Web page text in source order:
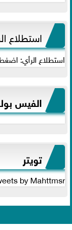
استطلاع
استطلاع الرأي:
الفيس
تويتر
by Mahttmsr